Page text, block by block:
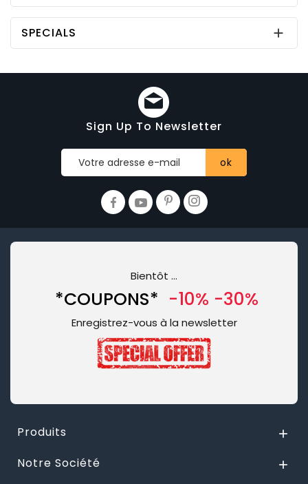
SPECIALS 
Sign Up To Newsletter
Bientôt …
*COUPONS* -10% -30%
Enregistrez-vous à la newsletter
Produits 
Notre Société 